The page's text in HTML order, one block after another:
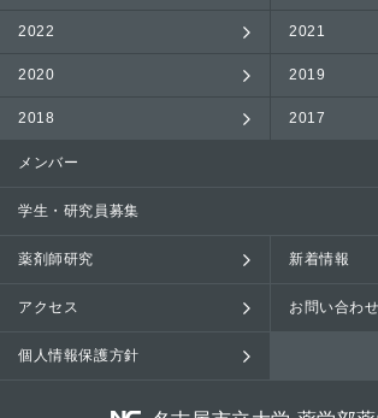
2022 2021
2020 2019
2018 2017
メンバー
学生・研究員募集
薬剤師研究 新着情報
アクセス お問い合わせ
個人情報保護方針